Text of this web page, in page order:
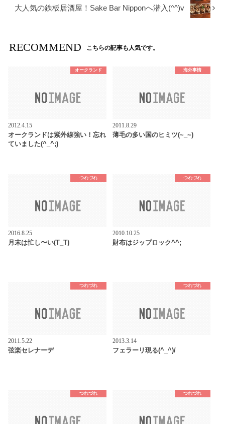
大人気の鉄板居酒屋！Sake Bar Nipponへ潜入(^^)v
RECOMMEND こちらの記事も人気です。
オークランド
2012.4.15
オークランドは紫外線強い！忘れ
ていました(^_^;)
海外事情
2011.8.29
薄毛の多い国のヒミツ(~_~)
つれづれ
2016.8.25
月末は忙し〜い(T_T)
つれづれ
2010.10.25
財布はジップロック^^;
つれづれ
2011.5.22
弦楽セレナーデ
つれづれ
2013.3.14
フェラーリ現る(^_^)/
つれづれ つれづれ